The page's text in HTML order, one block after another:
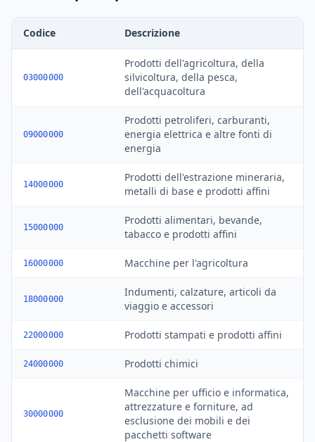
Codice Descrizione
03000000
Prodotti dell'agricoltura, della
silvicoltura, della pesca,
dell'acquacoltura
09000000
Prodotti petroliferi, carburanti,
energia elettrica e altre fonti di
energia
14000000
Prodotti dell'estrazione mineraria,
metalli di base e prodotti affini
15000000
Prodotti alimentari, bevande,
tabacco e prodotti affini
16000000 Macchine per l'agricoltura
18000000
Indumenti, calzature, articoli da
viaggio e accessori
22000000 Prodotti stampati e prodotti affini
24000000 Prodotti chimici
30000000
Macchine per ufficio e informatica,
attrezzature e forniture, ad
esclusione dei mobili e dei
pacchetti software